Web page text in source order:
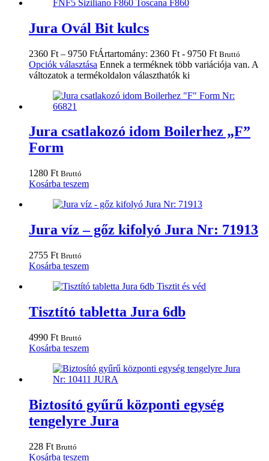
Jura Ovál Bit kulcs
2360 Ft – 9750 FtÁrtartomány: 2360 Ft - 9750 Ft Bruttó
Opciók választása Ennek a terméknek több variációja van. A
változatok a termékoldalon választhatók ki
Jura csatlakozó idom Boilerhez „F”
Form
1280 Ft Bruttó
Kosárba teszem
Jura víz – gőz kifolyó Jura Nr: 71913
2755 Ft Bruttó
Kosárba teszem
Tisztító tabletta Jura 6db
4990 Ft Bruttó
Kosárba teszem
Biztosító gyűrű központi egység
tengelyre Jura
228 Ft Bruttó
Kosárba teszem